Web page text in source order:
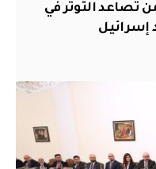
تصاعد التوتر في
إسرائيل